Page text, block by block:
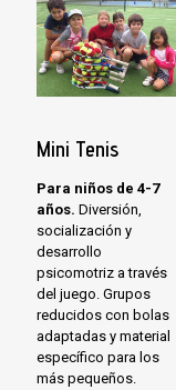
Mini Tenis
Para niños de 4-7
años. Diversión,
socialización y
desarrollo
psicomotriz a través
del juego. Grupos
reducidos con bolas
adaptadas y material
específico para los
más pequeños.